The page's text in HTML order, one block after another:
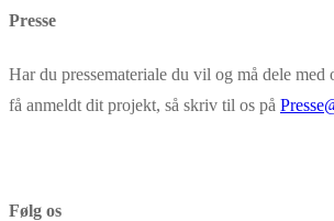
Presse
Har du pressemateriale du vil og må dele med
få anmeldt dit projekt, så skriv til os på
Følg os